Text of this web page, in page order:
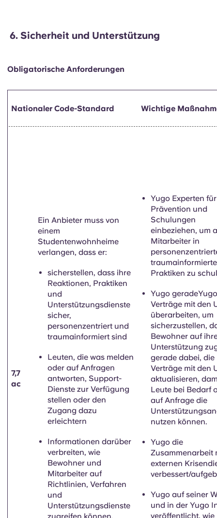
6. Sicherheit und Unterstützung
Obligatorische Anforderungen
Nationaler Code-Standard Wichtige
7,7
ac
Ein Anbieter muss von
einem
Studentenwohnheime
verlangen, dass er:
sicherstellen, dass ihre
Reaktionen, Praktiken
und
Unterstützungsdienste
sicher,
personenzentriert und
traumainformiert sind
Leuten, die was melden
oder auf Anfragen
antworten, Support-
Dienste zur Verfügung
stellen oder den
Zugang dazu
erleichtern
Informationen darüber
verbreiten, wie
Bewohner und
Mitarbeiter auf
Richtlinien, Verfahren
und
Unterstützungsdienste
Yugo Experten für
Prävention und
Schulungen
einbeziehen, um
Mitarbeiter in
Praktiken zu
Yugo
Verträge mit den
überarbeiten, um
sicherzustellen,
Bewohner auf
Unterstützung
gerade dabei, die
Verträge mit den
aktualisieren,
Leute bei Bedarf
auf Anfrage die
nutzen können.
Yugo die
Zusammenarbeit
externen
verbessert/
Yugo auf seiner
und in der Yugo
veröffentlicht, wie